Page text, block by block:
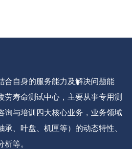
合自身的服务能力及解决问题能
寿命测试中心，主要从事专用测
询与培训四大核心业务，业务领域
、叶盘、机匣等）的动态特性、
等。